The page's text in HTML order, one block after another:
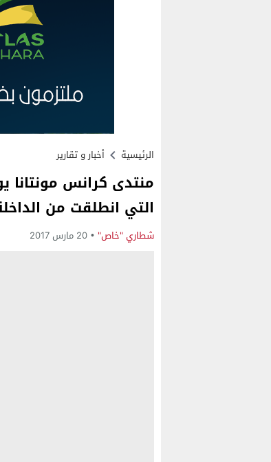
الرئيسية أخبار و تقارير
منتدى كرانس مونتانا
التي انطلقت من
شطاري "خاص" 20 مارس 2017